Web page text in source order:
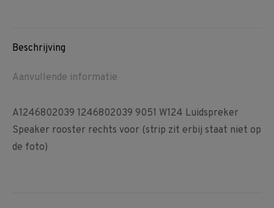
Beschrijving
Aanvullende informatie
A1246802039 1246802039 9051 W124 Luidspreker
Speaker rooster rechts voor (strip zit erbij staat niet op
de foto)